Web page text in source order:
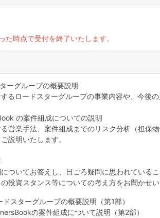
た時点で受付を終了いたします。
ーグループの概要説明
るロードスターグループの事業内容や、今後の
の案件組成についての説明
営業手法、案件組成までのリスク分析（担保
説明いたします。
ついてお答えし、日ごろ疑問に思われている
投資スタンス等についての考え方をお聞かせ
スターグループの概要説明（第1部）
の案件組成について説明（第2部）